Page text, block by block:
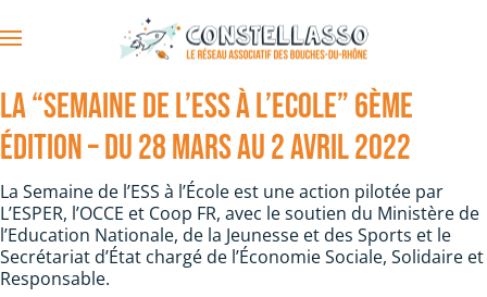
Accéder au contenu principal
LA “SEMAINE DE L’ESS À L’ECOLE” 6ÈME
ÉDITION – DU 28 MARS AU 2 AVRIL 2022
La Semaine de l’ESS à l’École est une action pilotée par
L’ESPER, l’OCCE et Coop FR, avec le soutien du Ministère de
l’Education Nationale, de la Jeunesse et des Sports et le
Secrétariat d’État chargé de l’Économie Sociale, Solidaire et
Responsable.